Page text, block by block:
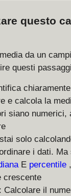
questo
da un
questi
e calcola la
siano numerici,
solo
i dati.
E percentile
crescente
: Calcolare il